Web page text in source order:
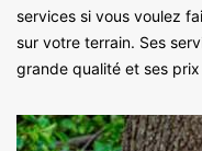
services si vous voulez
sur votre terrain. Ses
grande qualité et ses